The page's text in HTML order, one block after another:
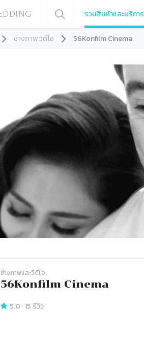
รวมสินค้าและบริการ
ช่างภาพ วิดีโอ 56Konfilm Cinema
ช่างภาพและวิดีโอ
56Konfilm Cinema
5.0 ·15 รีวิว